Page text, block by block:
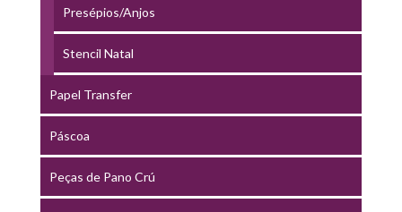
Presépios/Anjos
Stencil Natal
Papel Transfer
Páscoa
Peças de Pano Crú